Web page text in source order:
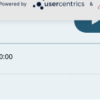
by &